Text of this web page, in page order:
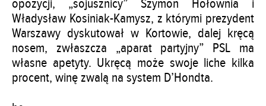
opozycji, „sojusznicy” Szymon Hołownia i
Władysław Kosiniak-Kamysz, z którymi prezydent
Warszawy dyskutował w Kortowie, dalej kręcą
nosem, zwłaszcza „aparat partyjny” PSL ma
własne apetyty. Ukręcą może swoje liche kilka
procent, winę zwalą na system D’Hondta.